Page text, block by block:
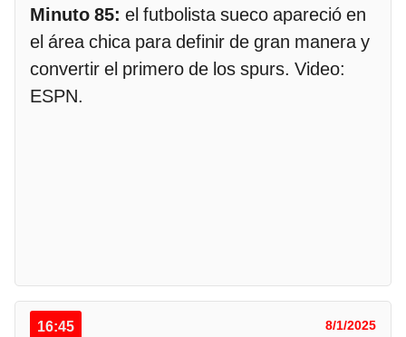
Minuto 85: el futbolista sueco apareció en
el área chica para definir de gran manera y
convertir el primero de los spurs. Video:
ESPN.
16:45 8/1/2025